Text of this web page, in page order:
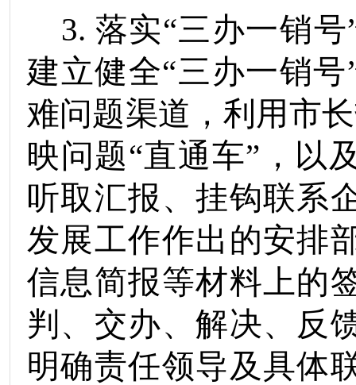
3. 落实“三办一销号
建立健全“三办一销
难问题渠道，利用市
映问题“直通车”，以
听取汇报 、挂钩联系
发展工作作出 的安排
信息简报等材料上的
判、交办、解决、反
明确责任领导及具体